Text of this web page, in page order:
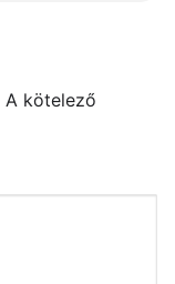
A kötelező